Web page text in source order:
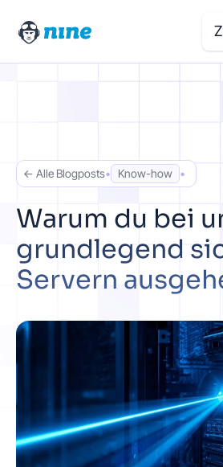
Case Studies
Preisrechner
Kontakt
Los geht's
← Alle Blogposts• Know-how •
Warum du bei
grundlegend
Servern